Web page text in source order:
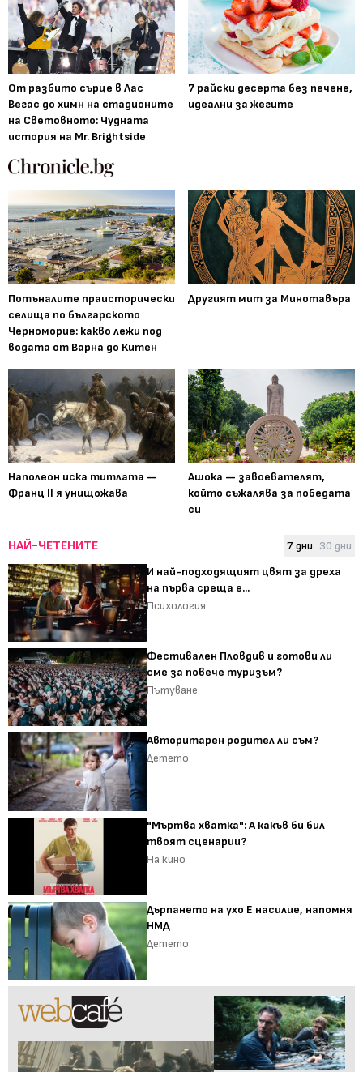
От разбито сърце в Лас
Вегас до химн на стадионите
на Световното: Чудната
история на Mr. Brightside
7 райски десерта без печене,
идеални за жегите
Потъналите праисторически
селища по българското
Черноморие: какво лежи под
водата от Варна до Китен
Другият мит за Минотавъра
Наполеон иска титлата —
Франц II я унищожава
Ашока — завоевателят,
който съжалява за победата
си
НАЙ-ЧЕТЕНИТЕ 7 дни 30 дни
И най-подходящият цвят за дреха
на първа среща е...
Психология
Фестивален Пловдив и готови ли
сме за повече туризъм?
Пътуване
Авторитарен родител ли съм?
Детето
"Мъртва хватка": А какъв би бил
твоят сценарии?
На кино
Дърпането на ухо Е насилие, напомня
НМД
Детето